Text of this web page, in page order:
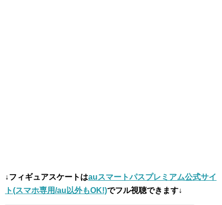
↓フィギュアスケートはauスマートパスプレミアム公式サイ
ト(スマホ専用/au以外もOK!)でフル視聴できます↓